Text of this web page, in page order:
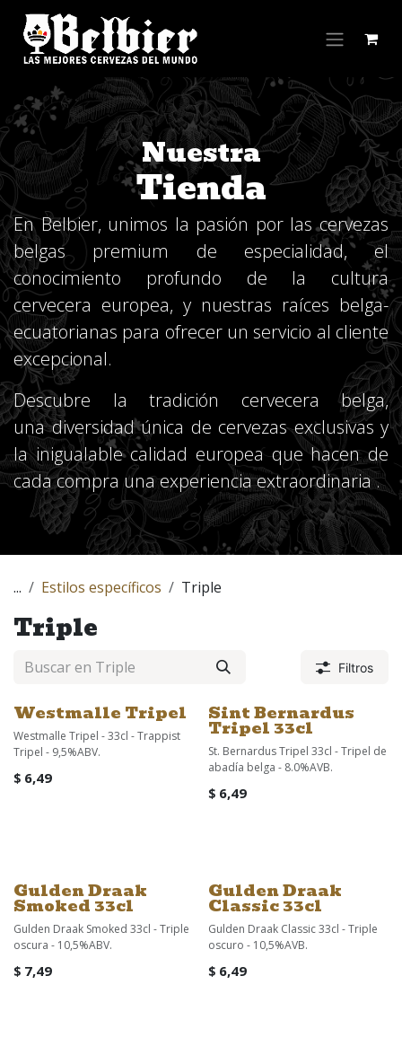
Ir al contenido
Nuestra
Tienda
En Belbier, unimos la pasión por las cervezas
belgas premium de especialidad, el
conocimiento profundo de la cultura
cervecera europea, y nuestras raíces belga-
ecuatorianas para ofrecer un servicio al cliente
excepcional.
Descubre la tradición cervecera belga,
una diversidad única de cervezas exclusivas y
la inigualable calidad europea que hacen de
cada compra una experiencia extraordinaria .
... Estilos específicos Triple
Triple
Filtros
¡Nuevo!
Westmalle Tripel
Westmalle Tripel - 33cl - Trappist
Tripel - 9,5%ABV.
$ 6,49
Sint Bernardus
Tripel 33cl
St. Bernardus Tripel 33cl - Tripel de
abadía belga - 8.0%AVB.
$ 6,49
Gulden Draak
Smoked 33cl
Gulden Draak Smoked 33cl - Triple
oscura - 10,5%ABV.
$ 7,49
Gulden Draak
Classic 33cl
Gulden Draak Classic 33cl - Triple
oscuro - 10,5%AVB.
$ 6,49